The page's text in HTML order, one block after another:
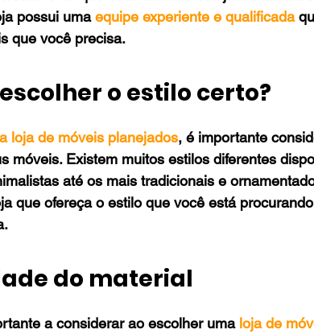
possui uma equipe experiente e qualificada
que você precisa.
o estilo certo?
loja de móveis planejados, é importante
móveis. Existem muitos estilos diferentes
até os mais tradicionais e
que ofereça o estilo que você está
do material
a considerar ao escolher uma loja de